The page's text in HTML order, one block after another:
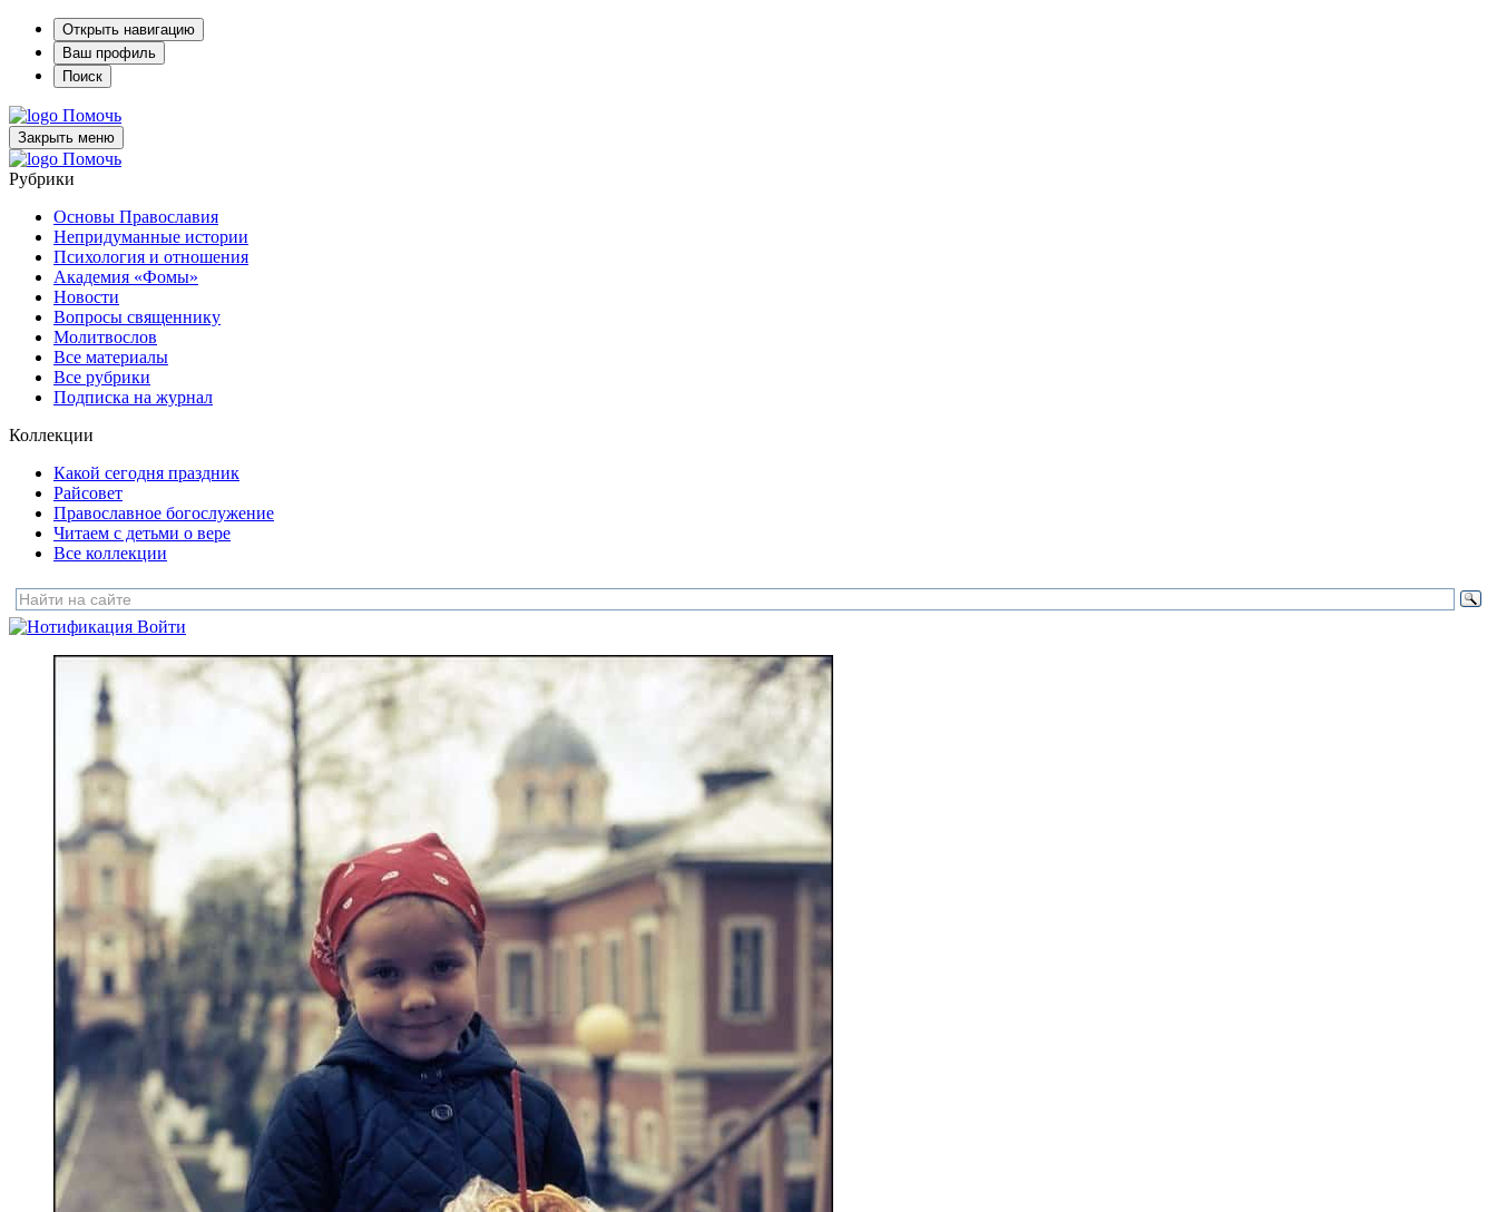
Открыть навигацию
Ваш профиль
Поиск
Помочь
Закрыть меню
Помочь
Рубрики
Основы Православия
Непридуманные истории
Психология и отношения
Академия «Фомы»
Новости
Вопросы священнику
Молитвослов
Все материалы
Все рубрики
Подписка на журнал
Коллекции
Какой сегодня праздник
Райсовет
Православное богослужение
Читаем с детьми о вере
Все коллекции
Войти